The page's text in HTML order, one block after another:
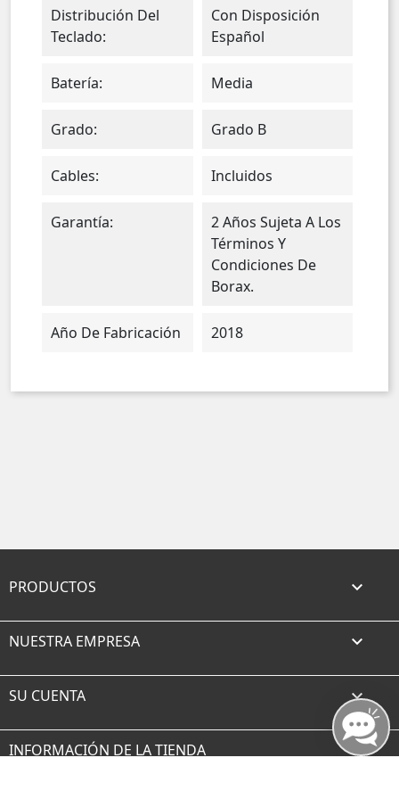
Distribución Del
Teclado:
Con Disposición
Español
Batería: Media
Grado: Grado B
Cables: Incluidos
Garantía:
2 Años Sujeta A Los
Términos Y
Condiciones De
Borax.
Año De Fabricación 2018
PRODUCTOS 
NUESTRA EMPRESA 
SU CUENTA 
INFORMACIÓN DE LA TIENDA